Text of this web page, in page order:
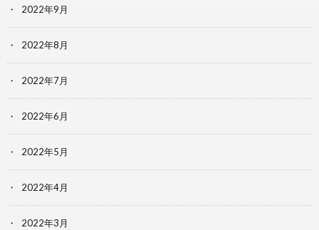
2022年9月
2022年8月
2022年7月
2022年6月
2022年5月
2022年4月
2022年3月